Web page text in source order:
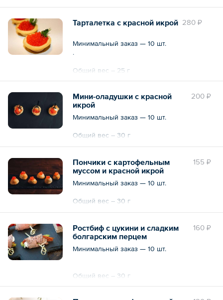
280 ₽
Тарталетка с красной икрой
Минимальный заказ — 10 шт.
.
Общий вес – 25 г
200 ₽
Мини-оладушки с красной
икрой
Минимальный заказ — 10 шт.
Общий вес – 30 г
155 ₽
Пончики с картофельным
муссом и красной икрой
Минимальный заказ — 10 шт.
Общий вес – 30 г
160 ₽
Ростбиф с цукини и сладким
болгарским перцем
Минимальный заказ — 10 шт.
Общий вес – 30 г